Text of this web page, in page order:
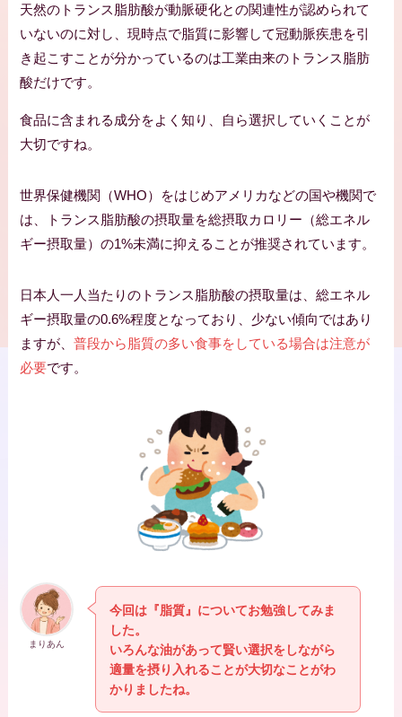
天然のトランス脂肪酸が動脈硬化との関連性が認められて
いないのに対し、現時点で脂質に影響して冠動脈疾患を引
き起こすことが分かっているのは工業由来のトランス脂肪
酸だけです。
食品に含まれる成分をよく知り、自ら選択していくことが
大切ですね。
世界保健機関（WHO）をはじめアメリカなどの国や機関で
は、トランス脂肪酸の摂取量を総摂取カロリー（総エネル
ギー摂取量）の1%未満に抑えることが推奨されています。
日本人一人当たりのトランス脂肪酸の摂取量は、総エネル
ギー摂取量の0.6%程度となっており、少ない傾向ではあり
ますが、普段から脂質の多い食事をしている場合は注意が
必要です。
まりあん
今回は『脂質』についてお勉強してみま
した。
いろんな油があって賢い選択をしながら
適量を摂り入れることが大切なことがわ
かりましたね。